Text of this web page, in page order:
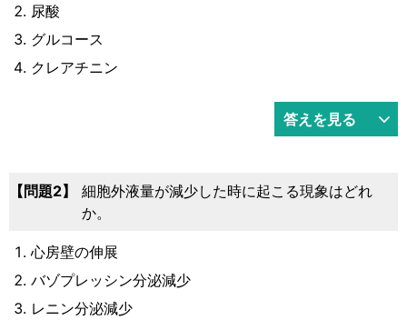
尿酸
グルコース
クレアチニン
答えを見る
2
細胞外液量が減少した時に起こる現象はどれ
か。
心房壁の伸展
バゾプレッシン分泌減少
レニン分泌減少